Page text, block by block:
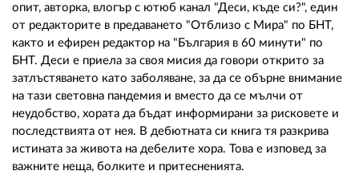
опит, авторка, влогър с ютюб канал "Деси, къде си?", един
от редакторите в предаването "Отблизо с Мира" по БНТ,
както и ефирен редактор на "България в 60 минути" по
БНТ. Деси е приела за своя мисия да говори открито за
затлъстяването като заболяване, за да се обърне внимание
на тази световна пандемия и вместо да се мълчи от
неудобство, хората да бъдат информирани за рисковете и
последствията от нея. В дебютната си книга тя разкрива
истината за живота на дебелите хора. Това е изповед за
важните неща, болките и притесненията.